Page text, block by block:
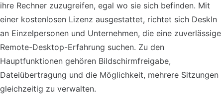
ihre Rechner zuzugreifen, egal wo sie sich befinden. Mit
einer kostenlosen Lizenz ausgestattet, richtet sich DeskIn
an Einzelpersonen und Unternehmen, die eine zuverlässige
Remote-Desktop-Erfahrung suchen. Zu den
Hauptfunktionen gehören Bildschirmfreigabe,
Dateiübertragung und die Möglichkeit, mehrere Sitzungen
gleichzeitig zu verwalten.